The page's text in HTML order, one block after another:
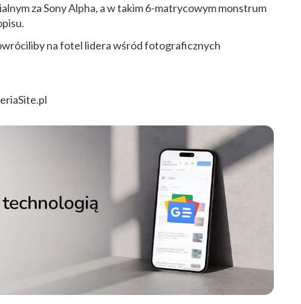
za Sony Alpha, a w takim 6-matrycowym monstrum
na fotel lidera wśród fotograficznych